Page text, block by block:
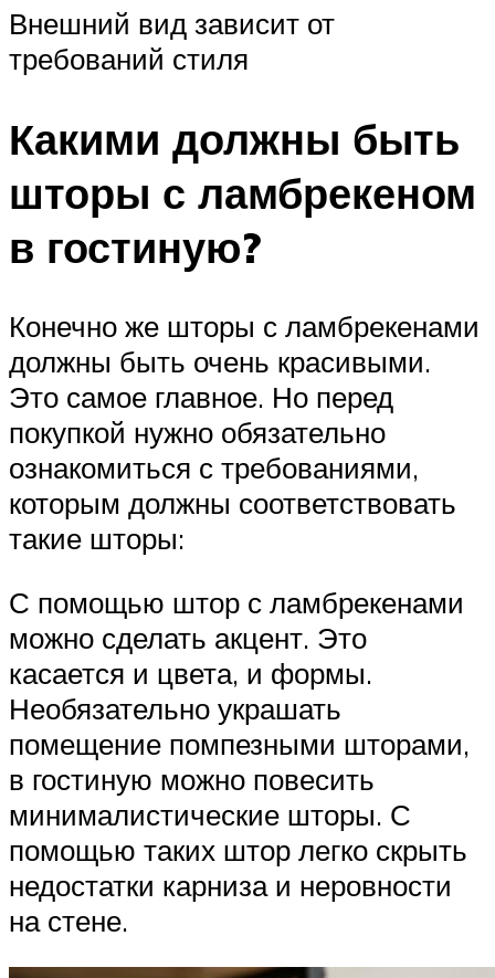
Внешний вид зависит от
требований стиля
Какими должны быть
шторы с ламбрекеном
в гостиную?
Конечно же шторы с ламбрекенами
должны быть очень красивыми.
Это самое главное. Но перед
покупкой нужно обязательно
ознакомиться с требованиями,
которым должны соответствовать
такие шторы:
С помощью штор с ламбрекенами
можно сделать акцент. Это
касается и цвета, и формы.
Необязательно украшать
помещение помпезными шторами,
в гостиную можно повесить
минималистические шторы. С
помощью таких штор легко скрыть
недостатки карниза и неровности
на стене.